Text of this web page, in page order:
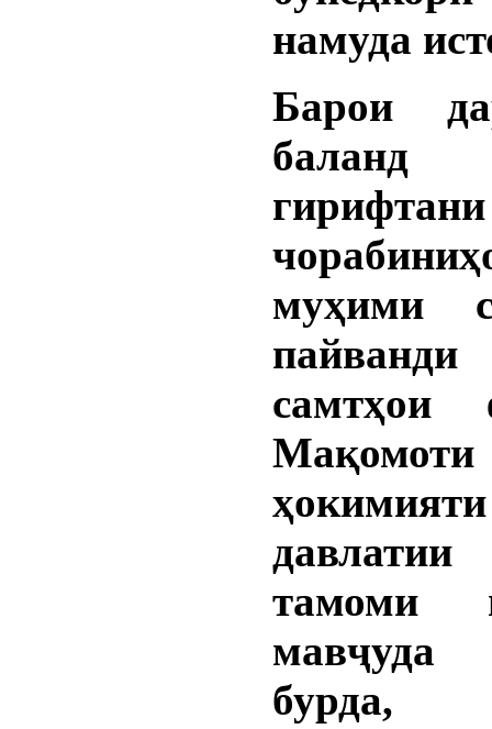
намуда
Барои
баланд
гирифтани
муҳими
самтҳои
ҳокимияти
тамоми
мавҷуда
бурда,